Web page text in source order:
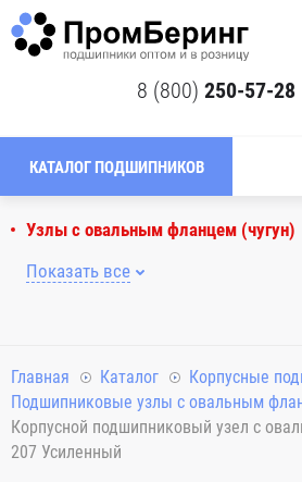
8 (800) 250-57-28
КАТАЛОГ ПОДШИПНИКОВ
Узлы с овальным фланцем (чугун)
Показать все
Главная Каталог
Корпусные
Подшипниковые узлы с овальным
Корпусной подшипниковый узел с
207 Усиленный